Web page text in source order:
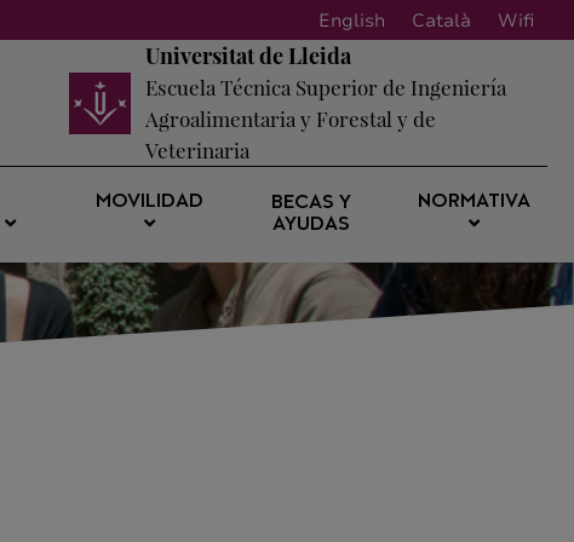
English Català Wifi
Universitat de Lleida
Escuela Técnica Superior de Ingeniería
Agroalimentaria y Forestal y de
Veterinaria
MOVILIDAD
BECAS Y
AYUDAS
NORMATIVA